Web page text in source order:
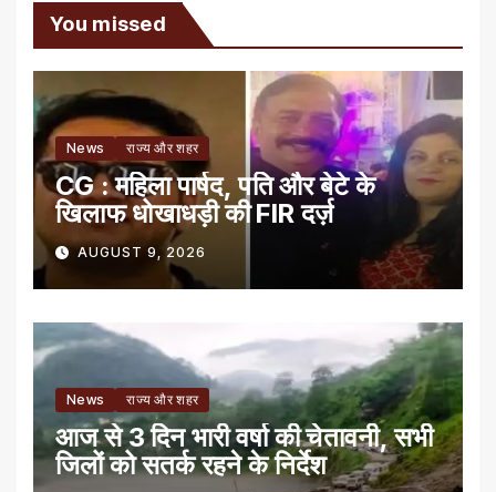
You missed
News राज्य और शहर
CG : महिला पार्षद, पति और बेटे के
खिलाफ धोखाधड़ी की FIR दर्ज़
AUGUST 9, 2026
News राज्य और शहर
आज से 3 दिन भारी वर्षा की चेतावनी, सभी
जिलों को सतर्क रहने के निर्देश